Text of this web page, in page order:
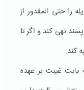
را حتی المقدور از
نهی کند و اگر تا
کند.
بابت غیبت بر عهده